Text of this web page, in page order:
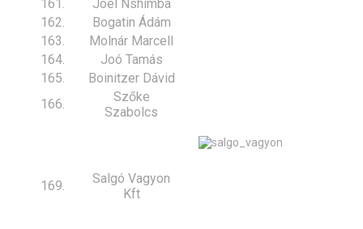
161.
Joel Nshimba
162.
Bogatin Ádám
163.
Molnár Marcell
164.
Joó Tamás
165.
Boinitzer Dávid
166.
Szőke
Szabolcs
169.
Salgó Vagyon
Kft